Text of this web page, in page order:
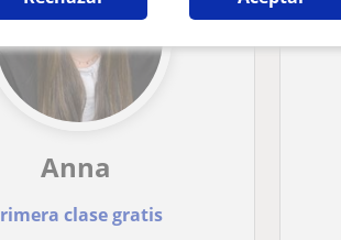
Anna
clase gratis